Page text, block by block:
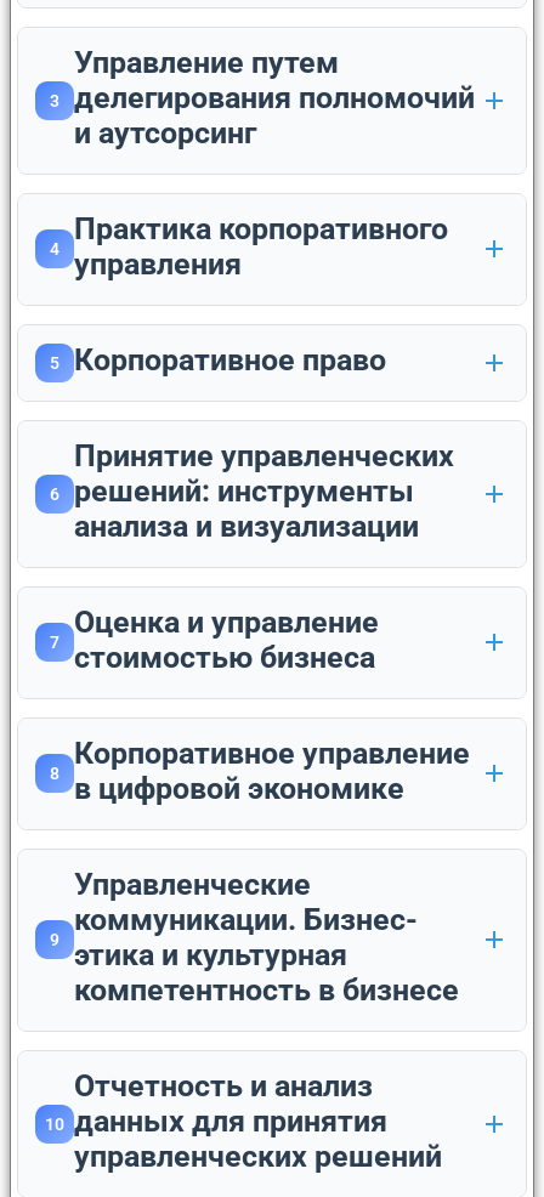
3
Управление путем
делегирования полномочий
и аутсорсинг
4
Практика корпоративного
управления
5 Корпоративное право
6
Принятие управленческих
решений: инструменты
анализа и визуализации
7
Оценка и управление
стоимостью бизнеса
8
Корпоративное управление
в цифровой экономике
9
Управленческие
коммуникации. Бизнес-
этика и культурная
компетентность в бизнесе
10
Отчетность и анализ
данных для принятия
управленческих решений